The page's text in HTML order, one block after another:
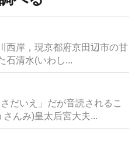
西岸，現京都府京田辺市の甘
清水(いわし...
だいえ」だが音読されるこ
んみ)皇太后宮大夫...